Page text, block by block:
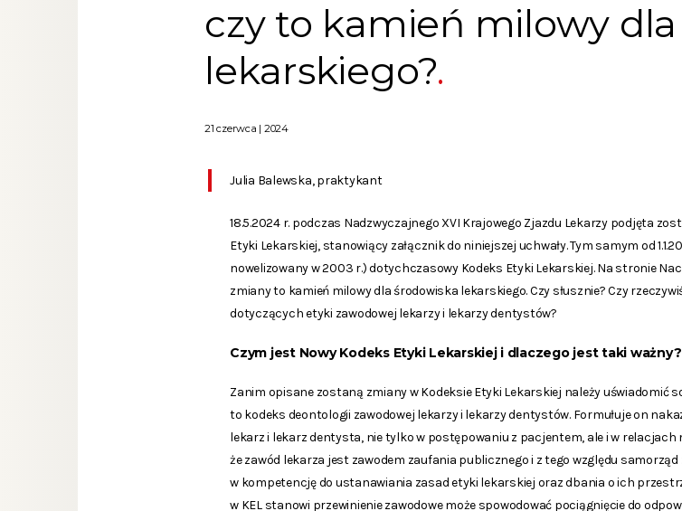
czy to kamień milowy
lekarskiego?
21 czerwca | 2024
Julia Balewska, praktykant
18.5.2024 r. podczas Nadzwyczajnego XVI Krajowego Zjazdu Lekarzy podjęta
Etyki Lekarskiej, stanowiący załącznik do niniejszej uchwały. Tym samym od
nowelizowany w 2003 r.) dotychczasowy Kodeks Etyki Lekarskiej. Na stronie
zmiany to kamień milowy dla środowiska lekarskiego. Czy słusznie? Czy
dotyczących etyki zawodowej lekarzy i lekarzy dentystów?
Czym jest Nowy Kodeks Etyki Lekarskiej i dlaczego jest taki ważny?
Zanim opisane zostaną zmiany w Kodeksie Etyki Lekarskiej należy uświadomić
to kodeks deontologii zawodowej lekarzy i lekarzy dentystów. Formułuje on
lekarz i lekarz dentysta, nie tylko w postępowaniu z pacjentem, ale i w
że zawód lekarza jest zawodem zaufania publicznego i z tego względu
w kompetencję do ustanawiania zasad etyki lekarskiej oraz dbania o ich
w KEL stanowi przewinienie zawodowe może spowodować pociągnięcie do